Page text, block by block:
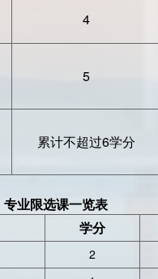
4
5
累计不超过6学分
专业限选课一览表
学分
2